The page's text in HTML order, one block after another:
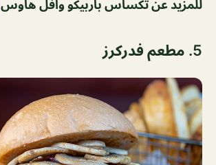
للمزيد عن تكساس باربيكو وافل هاوس
5. مطعم فدركرز